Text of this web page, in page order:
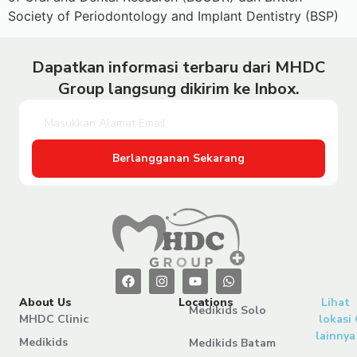
Society of Periodontology and Implant Dentistry (BSP)
Dapatkan informasi terbaru dari MHDC
Group langsung dikirim ke Inbox.
Berlangganan Sekarang
About Us
MHDC Clinic
Medikids
Locations
Medikids Solo
Medikids Batam
Lihat
lokasi
lainnya